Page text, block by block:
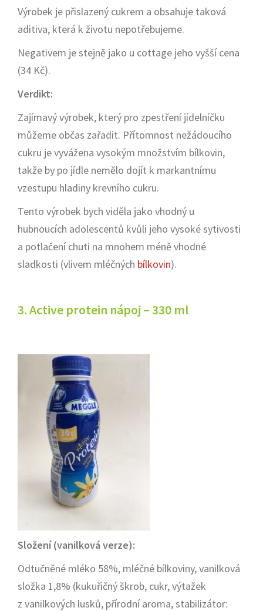
Výrobek je přislazený cukrem a obsahuje taková
aditiva, která k životu nepotřebujeme.
Negativem je stejně jako u cottage jeho vyšší cena
(34 Kč).
Verdikt:
Zajímavý výrobek, který pro zpestření jídelníčku
můžeme občas zařadit. Přítomnost nežádoucího
cukru je vyvážena vysokým množstvím bílkovin,
takže by po jídle nemělo dojít k markantnímu
vzestupu hladiny krevního cukru.
Tento výrobek bych viděla jako vhodný u
hubnoucích adolescentů kvůli jeho vysoké sytivosti
a potlačení chuti na mnohem méně vhodné
sladkosti (vlivem mléčných bílkovin).
3. Active protein nápoj – 330 ml
Složení (vanilková verze):
Odtučněné mléko 58%, mléčné bílkoviny, vanilková
složka 1,8% (kukuřičný škrob, cukr, výtažek
z vanilkových lusků, přírodní aroma, stabilizátor: